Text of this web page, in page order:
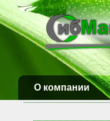
О компании